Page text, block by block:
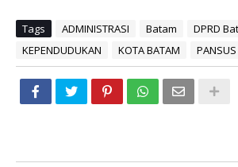
Tags ADMINISTRASI Batam
DPRD
KEPENDUDUKAN
KOTA BATAM PANSUS